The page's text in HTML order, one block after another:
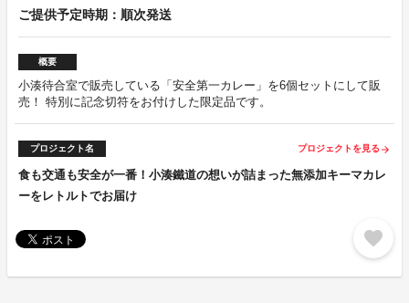
ご提供予定時期：順次発送
概要
小湊待合室で販売している「安全第一カレー」を6個セットにして販
売！ 特別に記念切符をお付けした限定品です。
プロジェクト名 プロジェクトを見る arrow_forward
食も交通も安全が一番！小湊鐵道の想いが詰まった無添加キーマカレ
ーをレトルトでお届け
favorite